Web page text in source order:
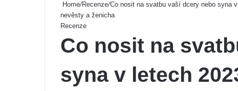
Home/Recenze/Co nosit na svatbu vaší dcery nebo syna
nevěsty a ženicha
Recenze
Co nosit na
syna v letech